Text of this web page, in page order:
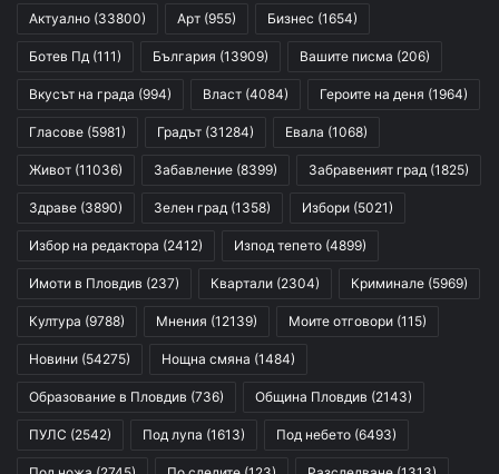
Актуално (33800) Арт (955) Бизнес (1654)
Ботев Пд (111) България (13909) Вашите писма (206)
Вкусът на града (994) Власт (4084) Героите на деня (1964)
Гласове (5981) Градът (31284) Евала (1068)
Живот (11036) Забавление (8399) Забравеният град (1825)
Здраве (3890) Зелен град (1358) Избори (5021)
Избор на редактора (2412) Изпод тепето (4899)
Имоти в Пловдив (237) Квартали (2304) Криминале (5969)
Култура (9788) Мнения (12139) Моите отговори (115)
Новини (54275) Нощна смяна (1484)
Образование в Пловдив (736) Община Пловдив (2143)
ПУЛС (2542) Под лупа (1613) Под небето (6493)